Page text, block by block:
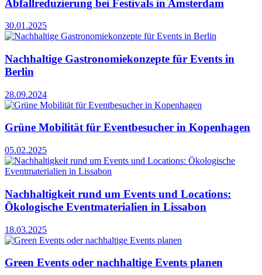
Abfallreduzierung bei Festivals in Amsterdam
30.01.2025
Nachhaltige Gastronomiekonzepte für Events in
Berlin
28.09.2024
Grüne Mobilität für Eventbesucher in Kopenhagen
05.02.2025
Nachhaltigkeit rund um Events und Locations:
Ökologische Eventmaterialien in Lissabon
18.03.2025
Green Events oder nachhaltige Events planen